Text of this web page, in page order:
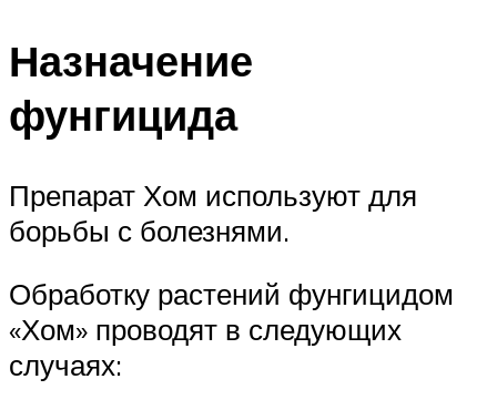
Назначение
фунгицида
Препарат Хом используют для
борьбы с болезнями.
Обработку растений фунгицидом
«Хом» проводят в следующих
случаях: